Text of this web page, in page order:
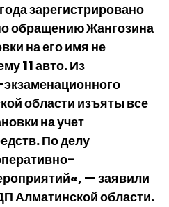
зарегистрировано
обращению Жангозина
на его имя не
11 авто. Из
области изъяты все
на учет
По делу
«, — заявили
Алматинской области.